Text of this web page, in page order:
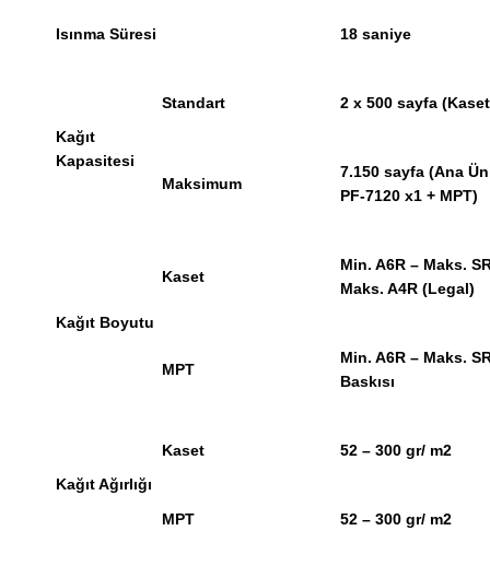
Isınma Süresi 18 saniye
Kağıt
Kapasitesi
Standart 2 x 500 sayfa
Maksimum
7.150 sayfa (Ana
PF-7120 x1 + MPT)
Kağıt Boyutu
Kaset
Min. A6R – Maks.
Maks. A4R (Legal)
MPT
Min. A6R – Maks.
Baskısı
Kağıt Ağırlığı
Kaset 52 – 300 gr/ m2
MPT 52 – 300 gr/ m2